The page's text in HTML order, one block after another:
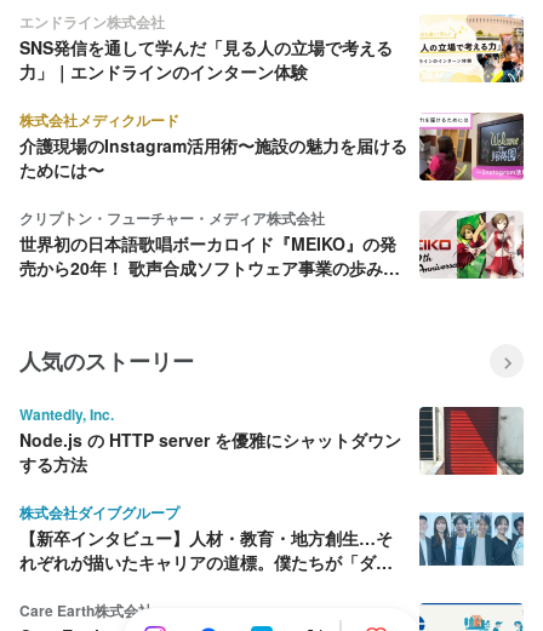
エンドライン株式会社
SNS発信を通して学んだ「見る人の立場で考える
力」｜エンドラインのインターン体験
株式会社メディクルード
介護現場のInstagram活用術〜施設の魅力を届ける
ためには〜
クリプトン・フューチャー・メディア株式会社
世界初の日本語歌唱ボーカロイド『MEIKO』の発
売から20年！ 歌声合成ソフトウェア事業の歩みを
人気のストーリー
Wantedly, Inc.
Node.js の HTTP server を優雅にシャットダウン
する方法
株式会社ダイブグループ
【新卒インタビュー】人材・教育・地方創生…そ
れぞれが描いたキャリアの道標。僕たちが「ダイ
Care Earth株式会社